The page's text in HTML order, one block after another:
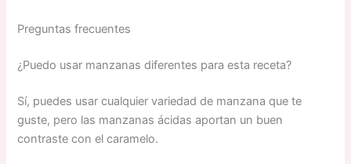
Preguntas frecuentes
¿Puedo usar manzanas diferentes para esta receta?
Sí, puedes usar cualquier variedad de manzana que te
guste, pero las manzanas ácidas aportan un buen
contraste con el caramelo.